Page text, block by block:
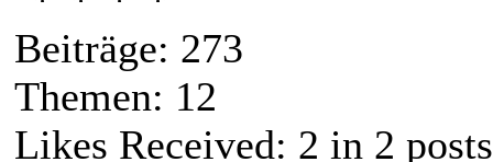
Beiträge: 273
Themen: 12
Likes Received: 2 in 2 posts